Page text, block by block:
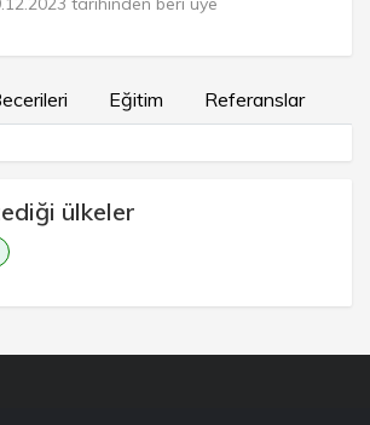
Eğitim Referanslar
ülkeler